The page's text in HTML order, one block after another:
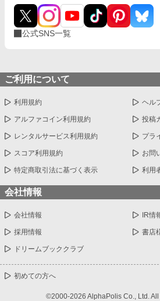
公式SNS一覧
ご利用について
利用規約 ヘル
アルファコイン利用規約 投稿
レンタルサービス利用規約 プラ
スコア利用規約 お問
特定商取引法に基づく表示 利用
会社情報
会社情報 IR情
採用情報 書店
ドリームブッククラブ
初めての方へ
©2000-2026 AlphaPolis Co., Ltd.